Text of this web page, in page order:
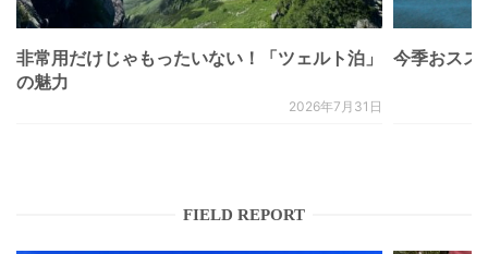
非常用だけじゃもったいない！「ツェルト泊」
の魅力
2026年7月31日
今季おスス
FIELD REPORT